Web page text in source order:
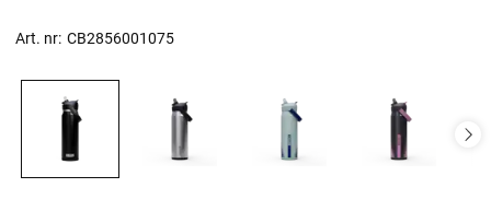
Art. nr: CB2856001075